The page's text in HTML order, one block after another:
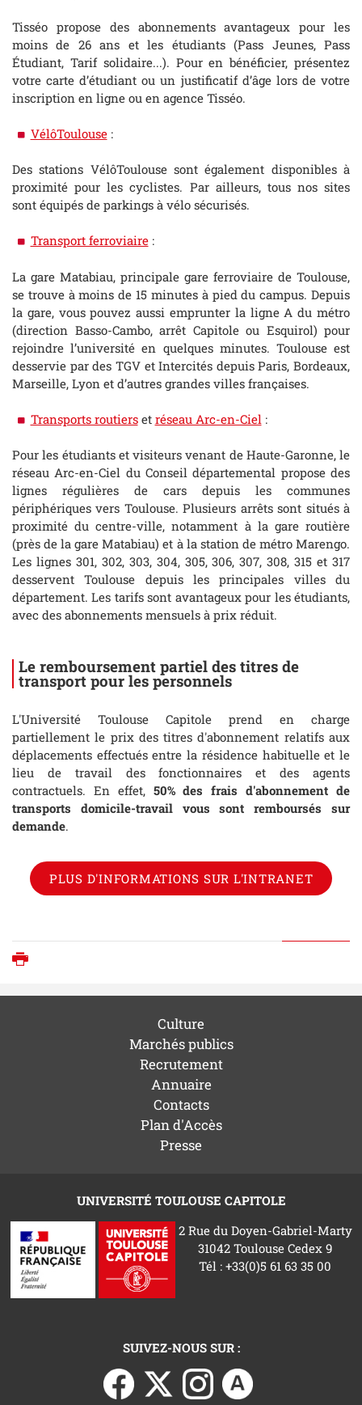
Tisséo propose des abonnements avantageux pour les
moins de 26 ans et les étudiants (Pass Jeunes, Pass
Étudiant, Tarif solidaire...). Pour en bénéficier, présentez
votre carte d’étudiant ou un justificatif d’âge lors de votre
inscription en ligne ou en agence Tisséo.
VélôToulouse:
Des stations VélôToulouse sont également disponibles à
proximité pour les cyclistes. Par ailleurs, tous nos sites
sont équipés de parkings à vélo sécurisés.
Transport ferroviaire:
La gare Matabiau, principale gare ferroviaire de Toulouse,
se trouve à moins de 15 minutes à pied du campus. Depuis
la gare, vous pouvez aussi emprunter la ligne A du métro
(direction Basso-Cambo, arrêt Capitole ou Esquirol) pour
rejoindre l’université en quelques minutes. Toulouse est
desservie par des TGV et Intercités depuis Paris, Bordeaux,
Marseille, Lyon et d’autres grandes villes françaises.
Transports routierset réseau Arc-en-Ciel :
Pour les étudiants et visiteurs venant de Haute-Garonne, le
réseau Arc-en-Ciel du Conseil départemental propose des
lignes régulières de cars depuis les communes
périphériques vers Toulouse. Plusieurs arrêts sont situés à
proximité du centre-ville, notamment à la gare routière
(près de la gare Matabiau) et à la station de métro Marengo.
Les lignes 301, 302, 303, 304, 305, 306, 307, 308, 315 et 317
desservent Toulouse depuis les principales villes du
département. Les tarifs sont avantageux pour les étudiants,
avec des abonnements mensuels à prix réduit.
Le remboursement partiel des titres de
transport pour les personnels
L'Université Toulouse Capitole prend en charge
partiellement le prix des titres d'abonnement relatifs aux
déplacements effectués entre la résidence habituelle et le
lieu de travail des fonctionnaires et des agents
contractuels. En effet, 50% des frais d'abonnement de
transports domicile-travail vous sont remboursés
sur
demande.
PLUS D'INFORMATIONS SUR L'INTRANET
Culture
Marchés publics
Recrutement
Annuaire
Contacts
Plan d'Accès
Presse
UNIVERSITÉ TOULOUSE CAPITOLE
2 Rue du Doyen-Gabriel-Marty
31042 Toulouse Cedex 9
Tél : +33(0)5 61 63 35 00
SUIVEZ-NOUS SUR :